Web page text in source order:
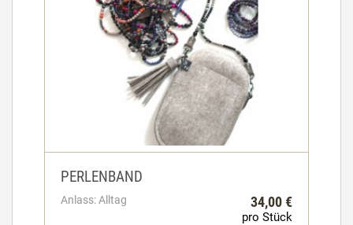
PERLENBAND
Anlass: Alltag 34,00 €
pro Stück